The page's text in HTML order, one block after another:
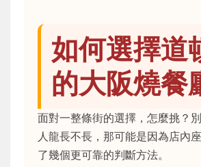
如何選擇道
的大阪燒餐
面對一整條街的選擇，怎麼挑？
人龍長不長，那可能是因為店內
了幾個更可靠的判斷方法。